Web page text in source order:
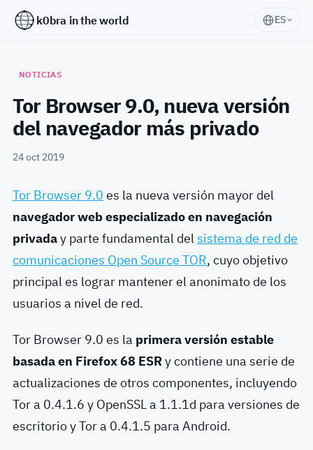
k0bra in the world ES
NOTICIAS
Tor Browser 9.0, nueva versión
del navegador más privado
24 oct 2019
Tor Browser 9.0 es la nueva versión mayor del
navegador web especializado en navegación
privaday parte fundamental delsistema de red de
comunicaciones Open Source TOR, cuyo objetivo
principal es lograr mantener el anonimato de los
usuarios a nivel de red.
Tor Browser 9.0 es la primera versión estable
basada en Firefox 68 ESRy contiene una serie de
actualizaciones de otros componentes, incluyendo
Tor a 0.4.1.6 y OpenSSL a 1.1.1d para versiones de
escritorio y Tor a 0.4.1.5 para Android.